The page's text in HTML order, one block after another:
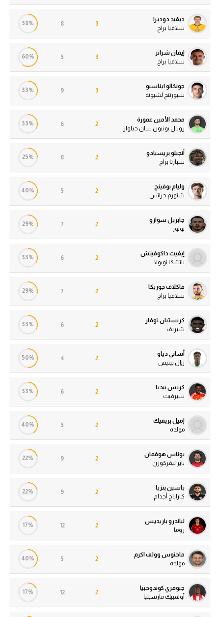
ديفيد دوديرا
سلافيا براج
3
8
38%
إيفان شرانز
سلافيا براج
3
5
60%
جونكالو ايناسيو
سبورتنج لشبونة
3
9
33%
محمد الأمين عمورة
رويال يونيون سان جيلواز
2
6
33%
أنجيلو بريسيادو
سبارتا براج
2
8
25%
وليام بوفينج
شتورم جراتس
2
5
40%
جابريل سوازو
تولوز
2
7
29%
إيفيت داكوفيتش
باتشكا توبولا
2
6
33%
فاكلاف جوريكا
سلافيا براج
2
7
29%
كريستيان توفار
شيريف
2
6
33%
أساني دياو
ريال بيتيس
2
4
50%
كريس بيديا
سيرفيت
2
6
33%
إميل بريفيك
مولده
2
5
40%
يوناس هوفمان
باير ليفركوزن
2
9
22%
ياسين بنزيا
كاراباج أجدام
2
9
22%
لياندرو باريديس
روما
2
12
17%
ماجنوس وولف اكرم
مولده
2
5
40%
جيوفري كوندوجبيا
أولمبيك مارسيليا
2
12
17%